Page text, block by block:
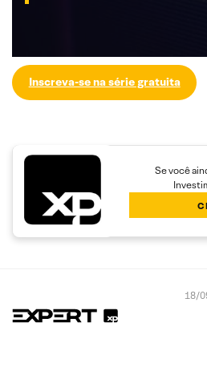
Inscreva-se na série gratuita
Se você
18/